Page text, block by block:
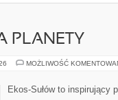
PLANETY
MOŻLIWOŚĆ
Ekos-Sułów to inspirujący